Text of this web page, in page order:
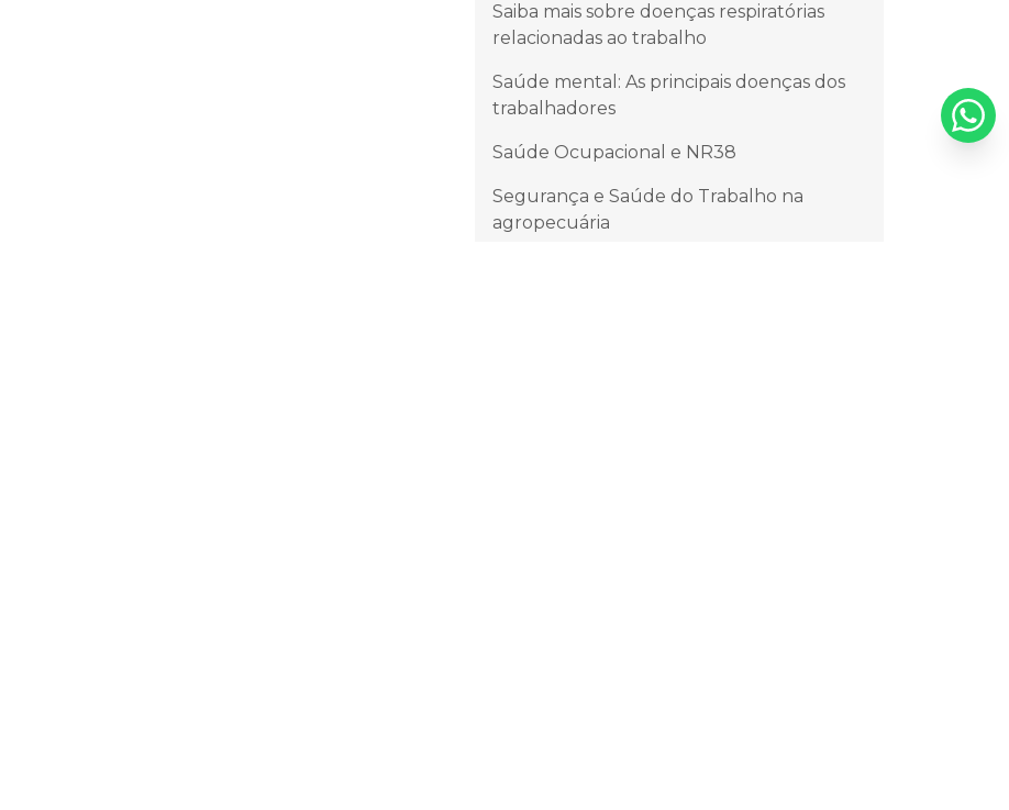
Saiba mais sobre doenças respiratórias
relacionadas ao trabalho
Saúde mental: As principais doenças dos
trabalhadores
Saúde Ocupacional e NR38
Segurança e Saúde do Trabalho na
agropecuária